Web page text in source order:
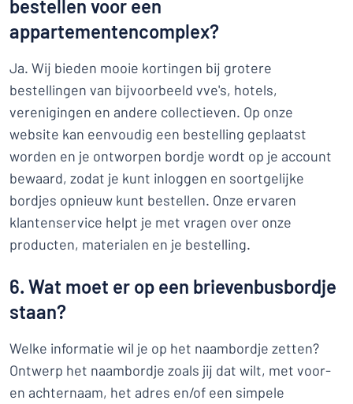
bestellen voor een
appartementencomplex?
Ja. Wij bieden mooie kortingen bij grotere
bestellingen van bijvoorbeeld vve's, hotels,
verenigingen en andere collectieven. Op onze
website kan eenvoudig een bestelling geplaatst
worden en je ontworpen bordje wordt op je account
bewaard, zodat je kunt inloggen en soortgelijke
bordjes opnieuw kunt bestellen. Onze ervaren
klantenservice helpt je met vragen over onze
producten, materialen en je bestelling.
6. Wat moet er op een brievenbusbordje
staan?
Welke informatie wil je op het naambordje zetten?
Ontwerp het naambordje zoals jij dat wilt, met voor-
en achternaam, het adres en/of een simpele